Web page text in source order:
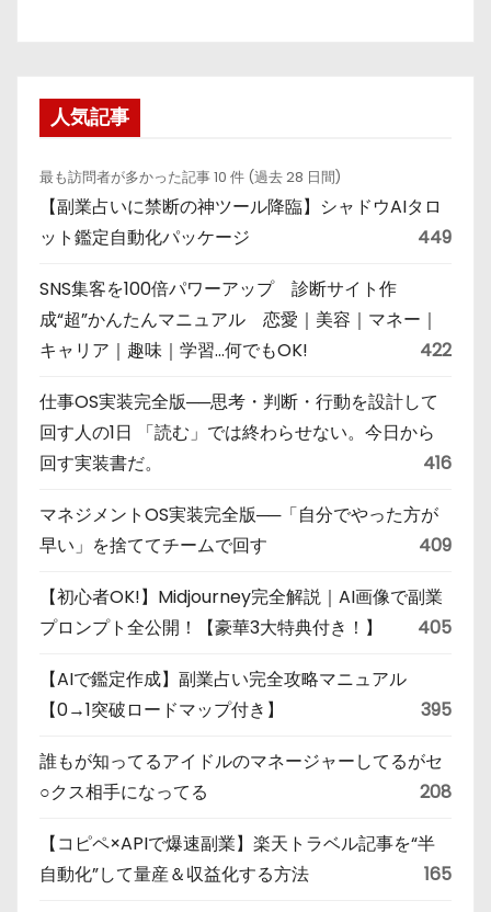
人気記事
最も訪問者が多かった記事 10 件 (過去 28 日間)
【副業占いに禁断の神ツール降臨】シャドウAIタロ
ット鑑定自動化パッケージ
449
SNS集客を100倍パワーアップ 診断サイト作
成“超”かんたんマニュアル 恋愛｜美容｜マネー｜
キャリア｜趣味｜学習…何でもOK!
422
仕事OS実装完全版──思考・判断・行動を設計して
回す人の1日 「読む」では終わらせない。今日から
回す実装書だ。
416
マネジメントOS実装完全版──「自分でやった方が
早い」を捨ててチームで回す
409
【初心者OK!】Midjourney完全解説｜AI画像で副業
プロンプト全公開！【豪華3大特典付き！】
405
【AIで鑑定作成】副業占い完全攻略マニュアル
【0→1突破ロードマップ付き】
395
誰もが知ってるアイドルのマネージャーしてるがセ
○クス相手になってる
208
【コピペ×APIで爆速副業】楽天トラベル記事を“半
自動化”して量産＆収益化する方法
165